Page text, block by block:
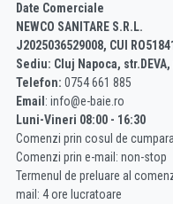
Date Comerciale
NEWCO SANITARE S.R.L.
J2025036529008, CUI
Sediu: Cluj Napoca,
Telefon: 0754 661 885
Email : info@e-baie.ro
Luni-Vineri 08:00 - 16:30
Comenzi prin cosul de
Comenzi prin e-mail: non-stop
Termenul de preluare al
mail: 4 ore lucratoare